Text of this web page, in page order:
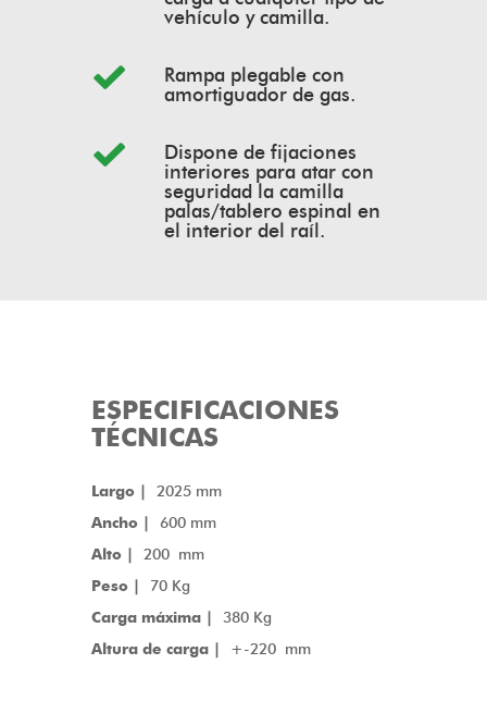
vehículo y camilla.
Rampa plegable con
amortiguador de gas.
Dispone de fijaciones
interiores para atar con
seguridad la camilla
palas/tablero espinal en
el interior del raíl.
ESPECIFICACIONES
TÉCNICAS
Largo | 2025 mm
Ancho | 600 mm
Alto | 200 mm
Peso | 70 Kg
Carga máxima | 380 Kg
Altura de carga | +-220 mm